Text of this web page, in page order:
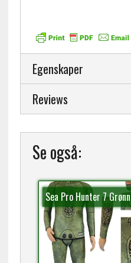
Egenskaper
Reviews
Se også:
Sea Pro Hunter 7 Grønn